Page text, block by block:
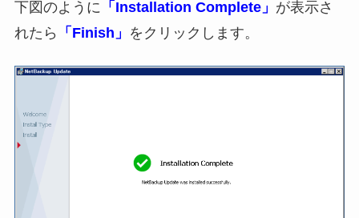
下図のように 「Installation Complete」 が表示さ
れたら
「Finish」 をクリックします。